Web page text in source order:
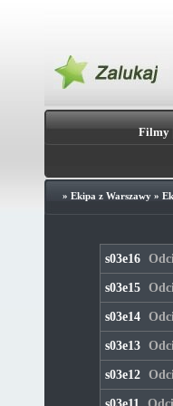
Filmy|
» Ekipa z Warszawy»
s03e16
s03e15
s03e14
s03e13
s03e12